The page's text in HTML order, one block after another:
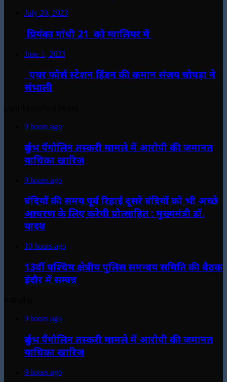
July 20, 2023
प्रियंका गांधी 21 को ग्वालियर में
June 1, 2023
एयर फोर्स स्टेशन हिंडन की कमान संजय चोपड़ा ने
संभाली
9 hours ago
दुर्लभ पैंगोलिन तस्करी मामले में आरोपी की जमानत
याचिका खारिज
9 hours ago
बंदियों की समय पूर्व रिहाई दूसरे बंदियों को भी अच्छे
आचरण के लिए करेगी प्रोत्साहित : मुख्यमंत्री डॉ.
यादव
10 hours ago
13वीं पश्चिम क्षेत्रीय पुलिस समन्वय समिति की बैठक
इंदौर में सम्पन्न
9 hours ago
दुर्लभ पैंगोलिन तस्करी मामले में आरोपी की जमानत
याचिका खारिज
9 hours ago